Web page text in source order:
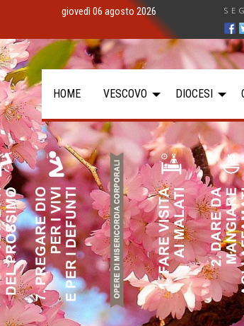
giovedì 06 agosto 2026
HOME VESCOVO DIOCESI